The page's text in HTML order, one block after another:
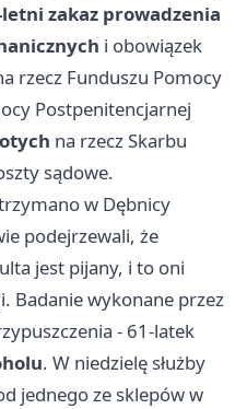
zakaz prowadzenia
i obowiązek
rzecz Funduszu Pomocy
Postpenitencjarnej
na rzecz Skarbu
sądowe.
w Dębnicy
podejrzewali, że
jest pijany, i to oni
Badanie wykonane przez
- 61-latek
. W niedzielę służby
jednego ze sklepów w